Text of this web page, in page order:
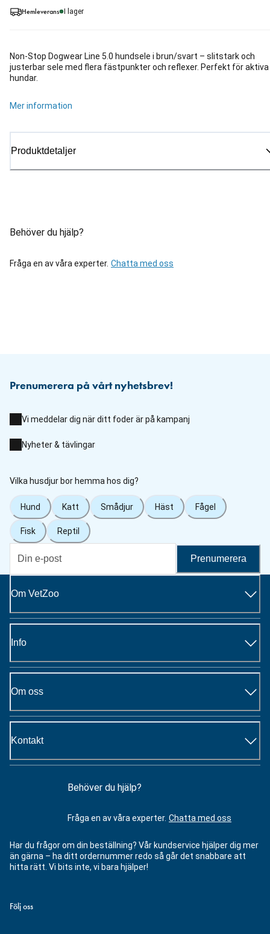
Hemleverans I lager
Non-Stop Dogwear Line 5.0 hundsele i brun/svart – slitstark och
justerbar sele med flera fästpunkter och reflexer. Perfekt för aktiva
hundar.
Mer information
Produktdetaljer
Behöver du hjälp?
Fråga en av våra experter. Chatta med oss
Prenumerera på vårt nyhetsbrev!
Vi meddelar dig när ditt foder är på kampanj
Nyheter & tävlingar
Vilka husdjur bor hemma hos dig?
Hund Katt Smådjur Häst Fågel
Fisk Reptil
Prenumerera
Om VetZoo
Info
Om oss
Kontakt
Behöver du hjälp?
Fråga en av våra experter. Chatta med oss
Har du frågor om din beställning? Vår kundservice hjälper dig mer
än gärna – ha ditt ordernummer redo så går det snabbare att
hitta rätt. Vi bits inte, vi bara hjälper!
Följ oss